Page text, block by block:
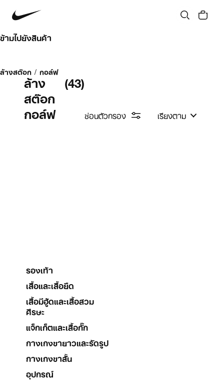
ข้ามไปยังสินค้า
ล้างสต๊อก / กอล์ฟ
ล้าง
สต๊อก
กอล์ฟ
(43)
ซ่อนตัวกรอง เรียงตาม
รองเท้า
เสื้อและเสื้อยืด
เสื้อมีฮู้ดและเสื้อสวม
ศีรษะ
แจ็กเก็ตและเสื้อกั๊ก
กางเกงขายาวและรัดรูป
กางเกงขาสั้น
อุปกรณ์